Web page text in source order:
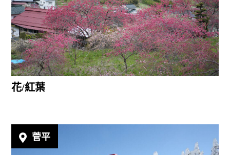
花/紅葉
菅平